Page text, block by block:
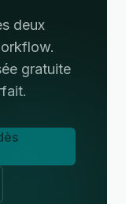
deux
gratuite